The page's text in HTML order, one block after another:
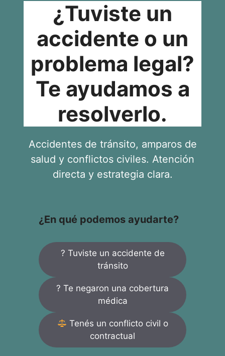
¿Tuviste un
accidente o un
problema legal?
Te ayudamos a
resolverlo.
Accidentes de tránsito, amparos de
salud y conflictos civiles. Atención
directa y estrategia clara.
¿En qué podemos ayudarte?
? Tuviste un accidente de
tránsito
? Te negaron una cobertura
médica
Tenés un conflicto civil o
contractual